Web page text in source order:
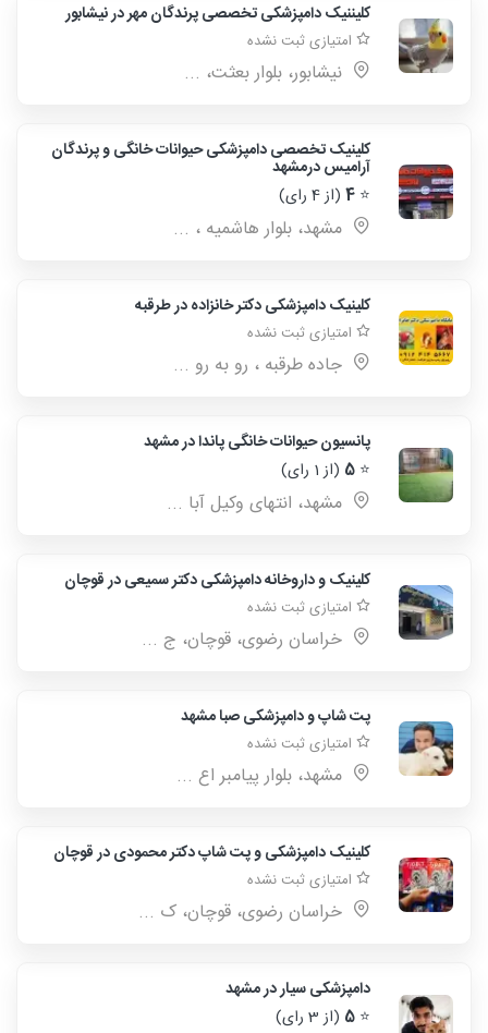
کلیننیک دامپزشکی تخصصی پرندگان مهر در نیشابور
امتیازی ثبت نشده
نیشابور، بلوار بعثت، ...
کلینیک تخصصی دامپزشکی حیوانات خانگی و پرندگان
آرامیس درمشهد
⭐
4 (از 4 رای)
مشهد، بلوار هاشمیه ، ...
کلینیک دامپزشکی دکتر خانزاده در طرقبه
امتیازی ثبت نشده
جاده طرقبه ، رو به رو ...
پانسیون حیوانات خانگی پاندا در مشهد
⭐
5 (از 1 رای)
مشهد، انتهای وکیل آبا ...
کلینیک و داروخانه دامپزشکی دکتر سمیعی در قوچان
امتیازی ثبت نشده
خراسان رضوی، قوچان، ج ...
پت شاپ و دامپزشکی صبا مشهد
امتیازی ثبت نشده
مشهد، بلوار پیامبر اع ...
کلینیک دامپزشکی و پت شاپ دکتر محمودی در قوچان
امتیازی ثبت نشده
خراسان رضوی، قوچان، ک ...
دامپزشکی سیار در مشهد
⭐
5 (از 3 رای)